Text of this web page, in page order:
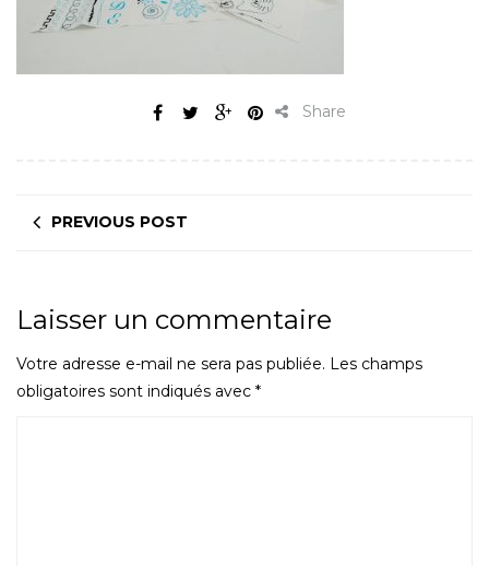
Share
PREVIOUS POST
Laisser un commentaire
Votre adresse e-mail ne sera pas publiée. Les champs
obligatoires sont indiqués avec *